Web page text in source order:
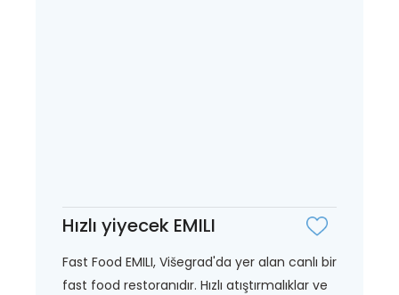
Hızlı yiyecek EMILI
Fast Food EMILI, Višegrad'da yer alan canlı bir
fast food restoranıdır. Hızlı atıştırmalıklar ve